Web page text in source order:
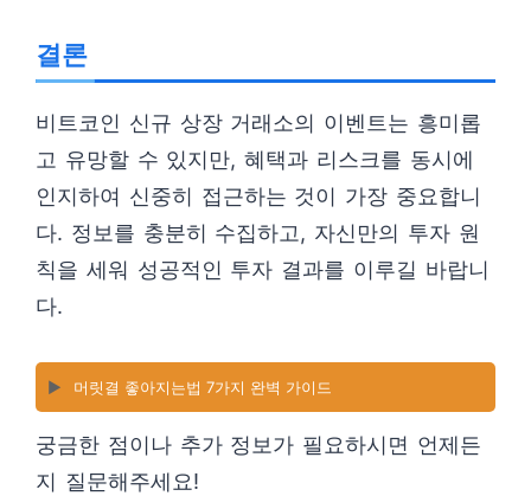
결론
비트코인 신규 상장 거래소의 이벤트는 흥미롭
고 유망할 수 있지만, 혜택과 리스크를 동시에
인지하여 신중히 접근하는 것이 가장 중요합니
다. 정보를 충분히 수집하고, 자신만의 투자 원
칙을 세워 성공적인 투자 결과를 이루길 바랍니
다.
▶️ 머릿결 좋아지는법 7가지 완벽 가이드
궁금한 점이나 추가 정보가 필요하시면 언제든
지 질문해주세요!